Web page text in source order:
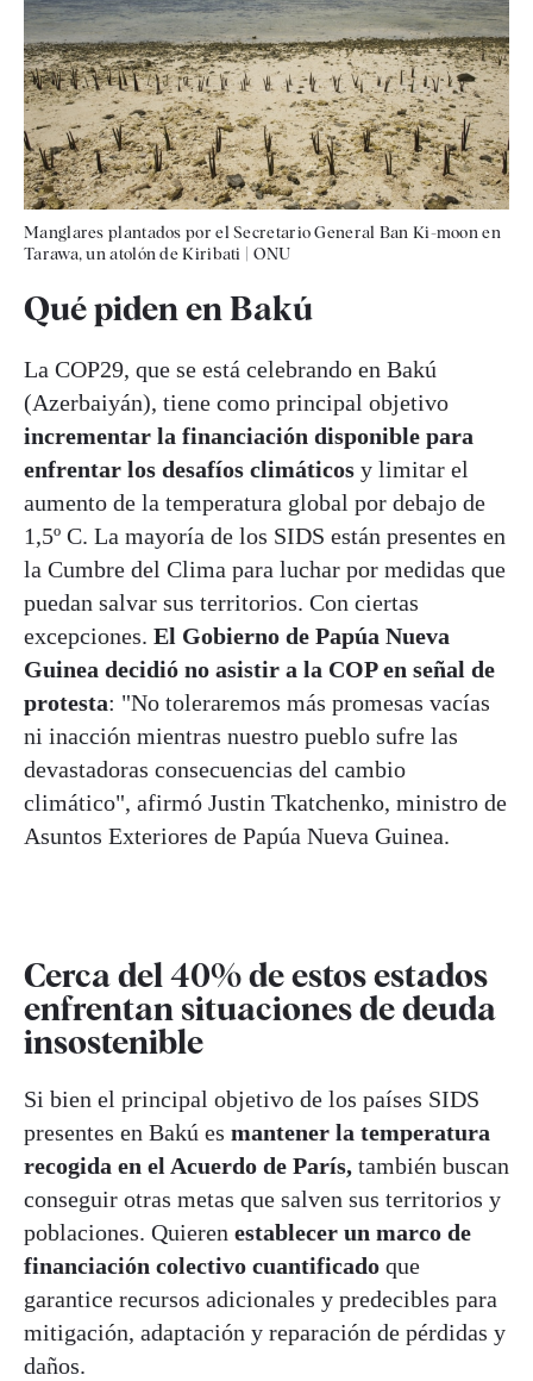
Manglares plantados por el Secretario General Ban Ki-moon en
Tarawa, un atolón de Kiribati
ONU
Qué piden en Bakú
La COP29, que se está celebrando en Bakú
(Azerbaiyán), tiene como principal objetivo
incrementar la financiación disponible para
enfrentar los desafíos climáticos y limitar el
aumento de la temperatura global por debajo de
1,5º C. La mayoría de los SIDS están presentes en
la Cumbre del Clima para luchar por medidas que
puedan salvar sus territorios. Con ciertas
excepciones. El Gobierno de Papúa Nueva
Guinea decidió no asistir a la COP en señal de
protesta: "No toleraremos más promesas vacías
ni inacción mientras nuestro pueblo sufre las
devastadoras consecuencias del cambio
climático", afirmó Justin Tkatchenko, ministro de
Asuntos Exteriores de Papúa Nueva Guinea.
Cerca del 40% de estos estados
enfrentan situaciones de deuda
insostenible
Si bien el principal objetivo de los países SIDS
presentes en Bakú es mantener la temperatura
recogida en el Acuerdo de París, también buscan
conseguir otras metas que salven sus territorios y
poblaciones. Quieren establecer un marco de
financiación colectivo cuantificado que
garantice recursos adicionales y predecibles para
mitigación, adaptación y reparación de pérdidas y
daños.